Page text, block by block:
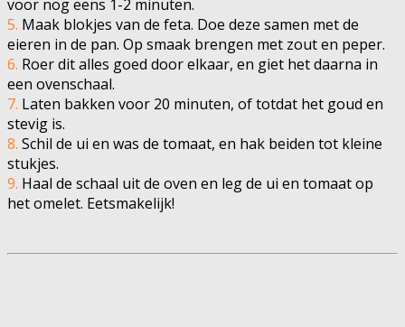
voor nog eens 1-2 minuten.
5. Maak blokjes van de feta. Doe deze samen met de
eieren in de pan. Op smaak brengen met zout en peper.
6. Roer dit alles goed door elkaar, en giet het daarna in
een ovenschaal.
7. Laten bakken voor 20 minuten, of totdat het goud en
stevig is.
8. Schil de ui en was de tomaat, en hak beiden tot kleine
stukjes.
9. Haal de schaal uit de oven en leg de ui en tomaat op
het omelet. Eetsmakelijk!